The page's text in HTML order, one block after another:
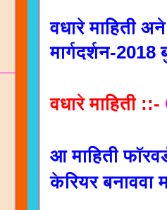
वधारे माहिती
मार्गदर्शन-
वधारे माहिती ::-
आ माहिती
केरियर बनाववा